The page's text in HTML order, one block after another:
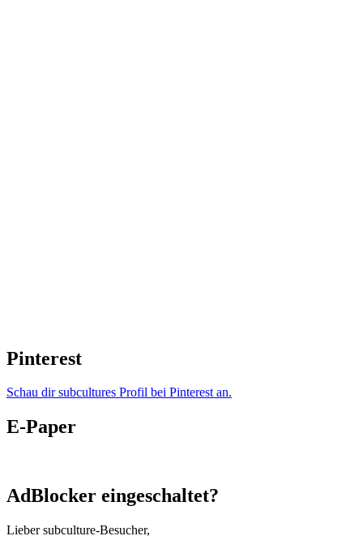
Pinterest
Schau dir subcultures Profil bei Pinterest an.
E-Paper
AdBlocker eingeschaltet?
Lieber subculture-Besucher,